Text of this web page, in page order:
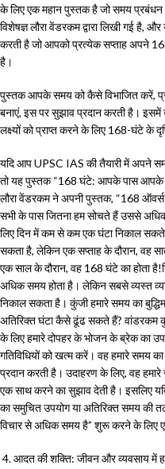
के लिए एक महान पुस्तक है जो समय
विशेषज्ञ लौरा वेंडरकम द्वारा लिखी गई है,
करती है जो आपको प्रत्येक सप्ताह अपने
है।
पुस्तक आपके समय को कैसे विभाजित करें,
बनाएं, इस पर सुझाव प्रदान करती है।
लक्ष्यों को प्राप्त करने के लिए 168-घंटे के
यदि आप UPSC IAS की तैयारी में अपने
तो यह पुस्तक “168 घंटे: आपके पास आपके
लौरा वेंडरकम ने अपनी पुस्तक, “168 ऑवर्स:
सभी के पास जितना हम सोचते हैं उससे
लिए दिन में कम से कम एक घंटा निकाल सकते
सकता है, लेकिन एक सप्ताह के दौरान, वह
एक साल के दौरान, वह 168 घंटे का होता
अधिक समय होता है। लेकिन सबसे व्यस्त
निकाल सकता है। कुंजी हमारे समय का
अतिरिक्त घंटा कैसे ढूंढ सकते हैं? वांडरकम
के लिए हमारे दोपहर के भोजन के ब्रेक का
गतिविधियों को खत्म करें। वह हमारे समय
प्रदान करती है। उदाहरण के लिए, वह
एक साथ करने का सुझाव देती है। इसलिए
का समुचित उपयोग या अतिरिक्त समय
विचार से अधिक समय है” शुरू करने के लिए
आदत की शक्ति: जीवन और व्यवसाय में हम